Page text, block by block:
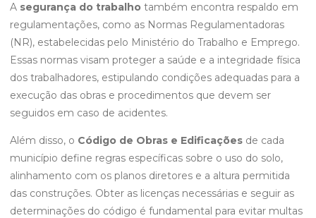
A segurança do trabalho também encontra respaldo em
regulamentações, como as Normas Regulamentadoras
(NR), estabelecidas pelo Ministério do Trabalho e Emprego.
Essas normas visam proteger a saúde e a integridade física
dos trabalhadores, estipulando condições adequadas para a
execução das obras e procedimentos que devem ser
seguidos em caso de acidentes.
Além disso, o Código de Obras e Edificações de cada
município define regras específicas sobre o uso do solo,
alinhamento com os planos diretores e a altura permitida
das construções. Obter as licenças necessárias e seguir as
determinações do código é fundamental para evitar multas